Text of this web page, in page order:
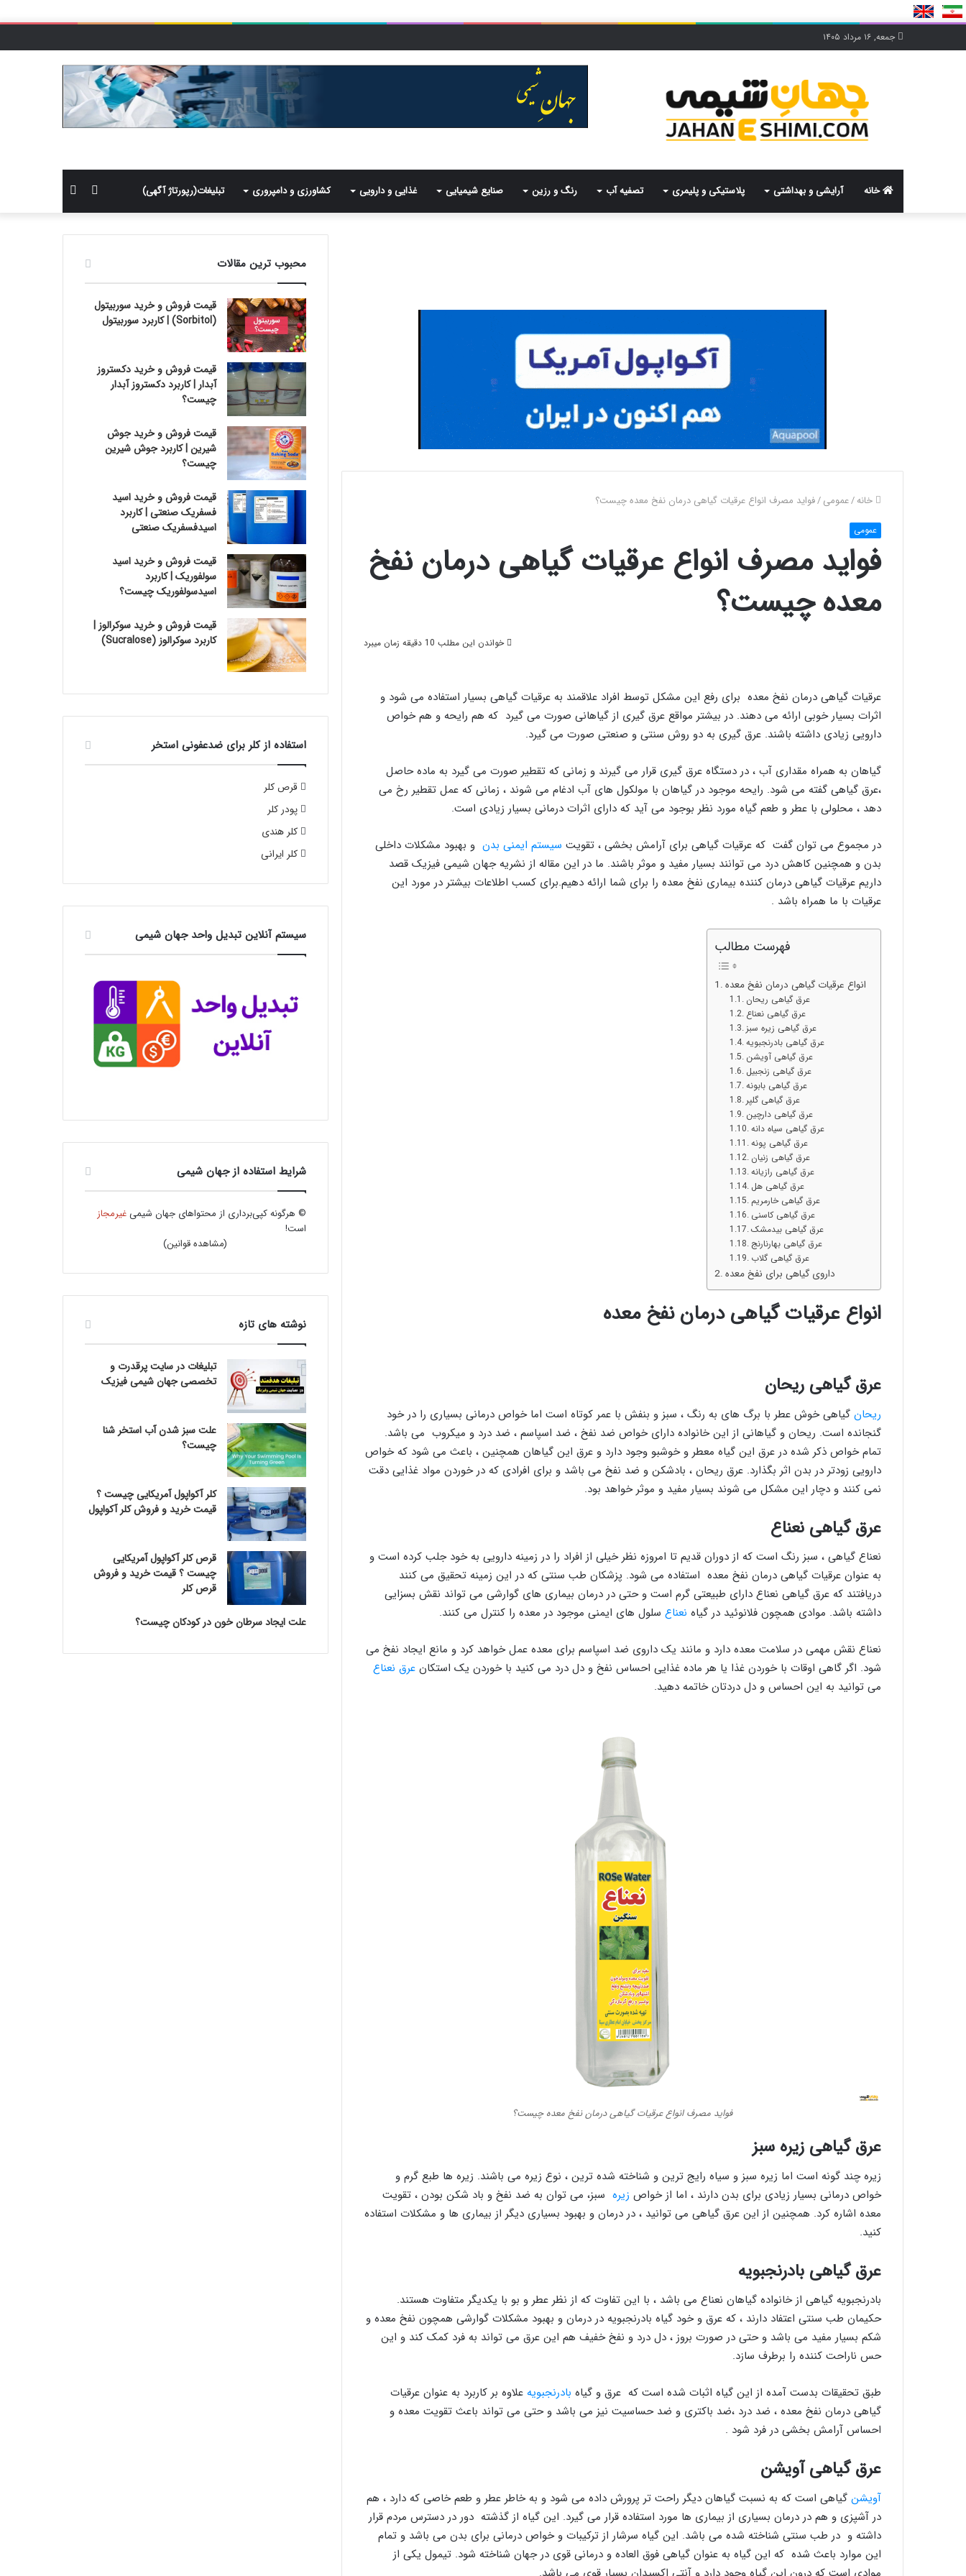
جمعه, ۱۶ مرداد ۱۴۰۵
خانه آرایشی و بهداشتی پلاستیکی و پلیمری تصفیه آب رنگ و رزین صنایع شیمیایی غذایی و دارویی کشاورزی و دامپروری تبلیغات(رپورتاژ آگهی)
برای
سایدبار
خانه/عمومی/فواید مصرف انواع عرقیات گیاهی درمان نفخ معده چیست؟
عمومی
فواید مصرف انواع عرقیات گیاهی درمان نفخ
معده چیست؟
خواندن این مطلب 10 دقیقه زمان میبرد
عرقیات گیاهی درمان نفخ معده برای رفع این مشکل توسط افراد علاقمند به عرقیات گیاهی بسیار استفاده می شود و
اثرات بسیار خوبی ارائه می دهند. در بیشتر مواقع عرق گیری از گیاهانی صورت می گیرد که هم رایحه و هم خواص
دارویی زیادی داشته باشند. عرق گیری به دو روش سنتی و صنعتی صورت می گیرد.
گیاهان به همراه مقداری آب ، در دستگاه عرق گیری قرار می گیرند و زمانی که تقطیر صورت می گیرد به ماده حاصل
،عرق گیاهی گفته می شود. رایحه موجود در گیاهان با مولکول های آب ادغام می شوند ، زمانی که عمل تقطیر رخ می
دهد ، محلولی با عطر و طعم گیاه مورد نظر بوجود می آید که دارای اثرات درمانی بسیار زیادی است.
در مجموع می توان گفت که عرقیات گیاهی برای آرامش بخشی ، تقویت سیستم ایمنی بدن و بهبود مشکلات داخلی
بدن و همچنین کاهش درد می توانند بسیار مفید و موثر باشند. ما در این مقاله از نشریه جهان شیمی فیزیک قصد
داریم عرقیات گیاهی درمان کننده بیماری نفخ معده را برای شما ارائه دهیم.برای کسب اطلاعات بیشتر در مورد این
عرقیات با ما همراه باشد .
فهرست مطالب
انواع عرقیات گیاهی درمان نفخ معده
عرق گیاهی ریحان
عرق گیاهی نعناع
عرق گیاهی زیره سبز
عرق گیاهی بادرنجبویه
عرق گیاهی آویشن
عرق گیاهی زنجبیل
عرق گیاهی بابونه
عرق گیاهی گلپر
عرق گیاهی دارچین
عرق گیاهی سیاه دانه
عرق گیاهی پونه
عرق گیاهی زنیان
عرق گیاهی رازیانه
عرق گیاهی هل
عرق گیاهی خارمریم
عرق گیاهی کاسنی
عرق گیاهی بیدمشک
عرق گیاهی بهارنارنج
عرق گیاهی گلاب
داروی گیاهی برای نفخ معده
انواع عرقیات گیاهی درمان نفخ معده
عرق گیاهی ریحان
ریحان گیاهی خوش عطر با برگ های به رنگ ، سبز و بنفش با عمر کوتاه است اما خواص درمانی بسیاری را در خود
گنجانده است. ریحان و گیاهانی از این خانواده دارای خواص ضد نفخ ، ضد اسپاسم ، ضد درد و میکروب می باشد.
تمام خواص ذکر شده در عرق این گیاه معطر و خوشبو وجود دارد و عرق این گیاهان همچنین ، باعث می شود که خواص
دارویی زودتر در بدن اثر بگذارد. عرق ریحان ، بادشکن و ضد نفخ می باشد و برای افرادی که در خوردن مواد غذایی دقت
نمی کنند و دچار این مشکل می شوند بسیار مفید و موثر خواهد بود.
عرق گیاهی نعناع
نعناع گیاهی ، سبز رنگ است که از دوران قدیم تا امروزه نظر خیلی از افراد را در زمینه دارویی به خود جلب کرده است و
به عنوان عرقیات گیاهی درمان نفخ معده استفاده می شود. پزشکان طب سنتی که در این زمینه تحقیق می کنند
دریافتند که عرق گیاهی نعناع دارای طبیعتی گرم است و حتی در درمان بیماری های گوارشی می تواند نقش بسزایی
داشته باشد. موادی همچون فلانوئید‌ در گیاه نعناع سلول های ایمنی موجود در معده را کنترل می کنند.
نعناع نقش مهمی در سلامت معده دارد و مانند یک داروی ضد اسپاسم برای معده عمل خواهد کرد و مانع ایجاد نفخ می
شود. اگر گاهی اوقات با خوردن غذا یا هر ماده غذایی احساس نفخ و دل درد می کنید با خوردن یک استکان عرق نعناع
می توانید به این احساس و دل دردتان خاتمه دهید.
فواید مصرف انواع عرقیات گیاهی درمان نفخ معده چیست؟
عرق گیاهی زیره سبز
زیره چند گونه است اما زیره سبز و سیاه رایج ترین و شناخته شده ترین ، نوع زیره می باشند. زیره ها طبع گرم و
خواص درمانی بسیار زیادی برای بدن دارند ، اما از خواص زیره ‌ سبز، می توان به ضد نفخ و باد شکن بودن ، تقویت
معده اشاره کرد. همچنین از این عرق گیاهی می توانید ، در درمان و بهبود بسیاری دیگر از بیماری ها و مشکلات استفاده
کنید.
عرق گیاهی بادرنجبویه
بادرنجبویه گیاهی از خانواده گیاهان نعناع می باشد ، با این تفاوت که از نظر عطر و بو با یکدیگر متفاوت هستند.
حکیمان طب سنتی اعتفاد دارند ، که عرق و خود گیاه بادرنجبویه در درمان و بهبود مشکلات گوارشی همچون نفخ معده و
شکم بسیار مفید می باشد و حتی در صورت بروز ، دل درد و نفخ خفیف هم این عرق می تواند به فرد کمک کند و این
حس ناراحت کننده را برطرف سازد.
طبق تحقیقات بدست آمده از این گیاه اثبات شده است که عرق و گیاه بادرنجبویه علاوه بر کاربرد به عنوان عرقیات
گیاهی درمان نفخ معده ، ضد درد ،ضد باکتری و ضد حساسیت نیز می باشد و حتی می تواند باعث تقویت معده و
احساس آرامش بخشی در فرد شود .
عرق گیاهی آویشن
آویشن گیاهی است که به نسبت گیاهان دیگر راحت تر پرورش داده می شود و به خاطر عطر و طعم خاصی که دارد ، هم
در آشپزی و هم در درمان بسیاری از بیماری ها مورد استفاده قرار می گیرد. این گیاه از گذشته دور در دسترس مردم قرار
داشته و در طب سنتی شناخته شده می باشد. این گیاه سرشار از ترکیبات و خواص درمانی برای بدن می باشد و تمام
این موارد باعث شده که این گیاه به عنوان گیاهی فوق العاده و درمانی قوی در جهان شناخته شود. تیمول یکی از
محبوب ترین مقالات
قیمت فروش و خرید سوربیتول
(Sorbitol) | کاربرد سوربیتول
قیمت فروش و خرید دکستروز
آبدار | کاربرد دکستروز آبدار
چیست؟
قیمت فروش و خرید جوش
شیرین | کاربرد جوش شیرین
چیست؟
قیمت فروش و خرید اسید
فسفریک صنعتی | کاربرد
اسیدفسفریک صنعتی
قیمت فروش و خرید اسید
سولفوریک | کاربرد
اسیدسولفوریک چیست؟
قیمت فروش و خرید سوکرالوز |
کاربرد سوکرالوز (Sucralose)
استفاده از کلر برای ضدعفونی استخر
قرص کلر
پودر کلر
کلر هندی
کلر ایرانی
سیستم آنلاین تبدیل واحد جهان شیمی
شرایط استفاده از جهان شیمی
© هرگونه کپی‌برداری از محتواهای جهان شیمیغیرمجاز
است!
(مشاهده قوانین)
نوشته های تازه
تبلیغات در سایت پرقدرت و
تخصصی جهان شیمی فیزیک
علت سبز شدن آب استخر شنا
چیست؟
کلر آکواپول آمریکایی چیست ؟
قیمت خرید و فروش کلر آکواپول
قرص کلر آکواپول آمریکایی
چیست ؟ قیمت خرید و فروش
قرص کلر
علت ایجاد سرطان خون در کودکان چیست؟